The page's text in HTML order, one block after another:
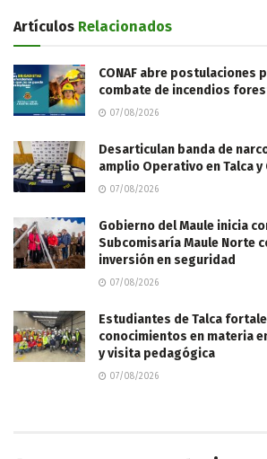
Artículos Relacionados
CONAF abre postulaciones
combate de incendios
07/08/2026
Desarticulan banda de
amplio Operativo en Talca y
07/08/2026
Gobierno del Maule inicia
Subcomisaría Maule Norte
inversión en seguridad
07/08/2026
Estudiantes de Talca
conocimientos en materia
y visita pedagógica
07/08/2026